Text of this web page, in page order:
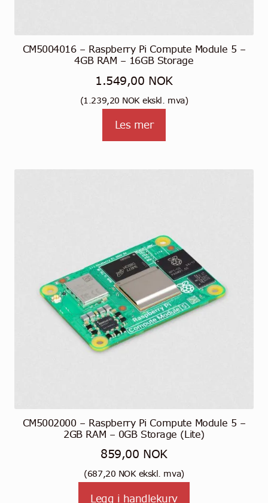
CM5004016 – Raspberry Pi Compute Module 5 –
4GB RAM – 16GB Storage
1.549,00 NOK
(1.239,20 NOKekskl. mva)
Les mer
CM5002000 – Raspberry Pi Compute Module 5 –
2GB RAM – 0GB Storage (Lite)
859,00 NOK
(687,20 NOKekskl. mva)
Legg i handlekurv